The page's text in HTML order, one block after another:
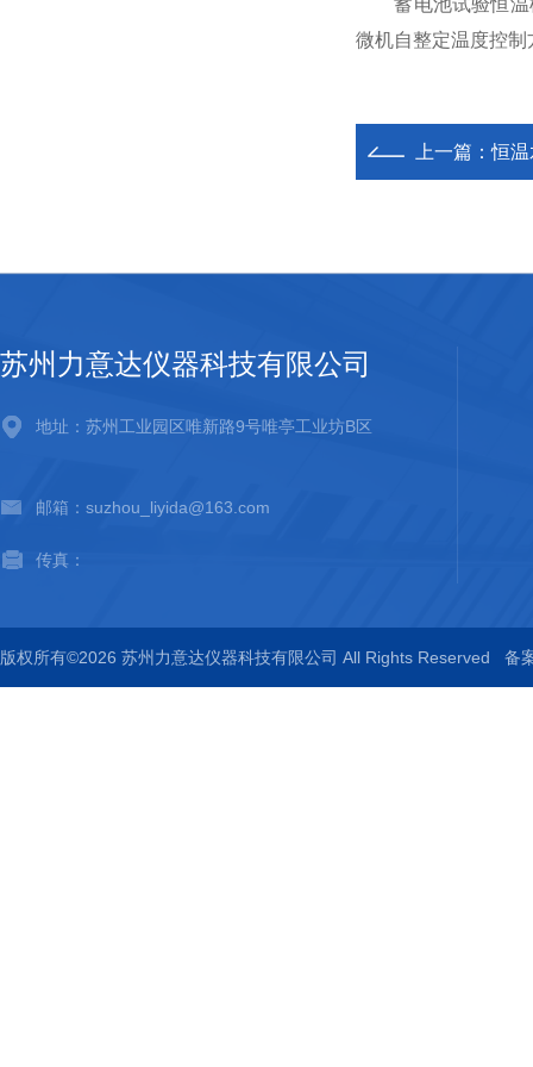
蓄电池试验恒温槽
微机自整定温度控
上一篇：恒
苏州力意达仪器科技有限公司
地址：苏州工业园区唯新路9号唯亭工业坊B区
邮箱：suzhou_liyida@163.com
传真：
版权所有©2026 苏州力意达仪器科技有限公司 All Rights Reserved 备